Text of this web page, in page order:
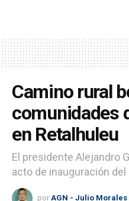
Camino rural
comunidades
en Retalhuleu
El presidente Alejandro
acto de inauguración
por AGN - Julio Morales